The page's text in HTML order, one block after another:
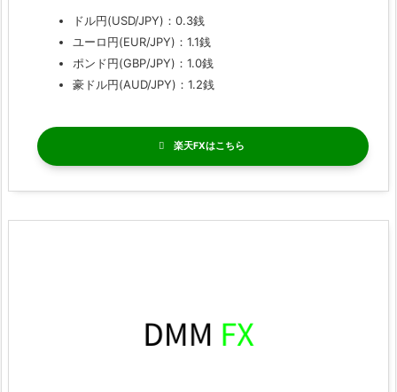
ドル円(USD/JPY)：0.3銭
ユーロ円(EUR/JPY)：1.1銭
ポンド円(GBP/JPY)：1.0銭
豪ドル円(AUD/JPY)：1.2銭
楽天FX